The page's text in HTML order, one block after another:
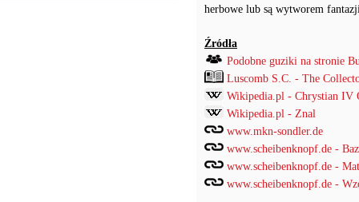
herbowe lub są wytworem
Źródła
Podobne guziki na stronie
Luscomb S.C. - The
Wikipedia.pl - Chrystian IV
Wikipedia.pl - Znal
www.mkn-sondler.de
www.scheibenknopf.de -
www.scheibenknopf.de -
www.scheibenknopf.de -